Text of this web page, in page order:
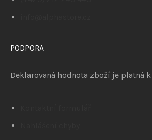
PODPORA
Deklarovaná hodnota zboží je platná